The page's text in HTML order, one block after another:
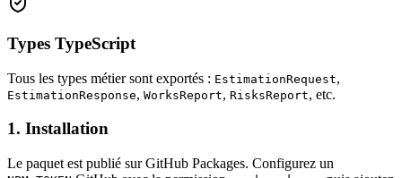
Types TypeScript
Tous les types métier sont exportés : EstimationRequest,
EstimationResponse, WorksReport, RisksReport, etc.
1. Installation
Le paquet est publié sur GitHub Packages. Configurez un